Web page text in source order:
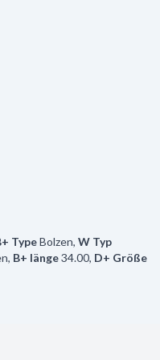
TypeBolzen, W Typ
, B+ länge34.00, D+ Größe